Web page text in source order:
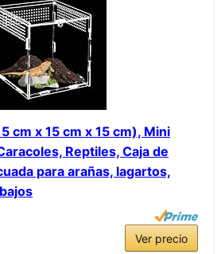
cm x 15 cm x 15 cm), Mini
Reptiles, Caja de
para arañas, lagartos,
Ver precio